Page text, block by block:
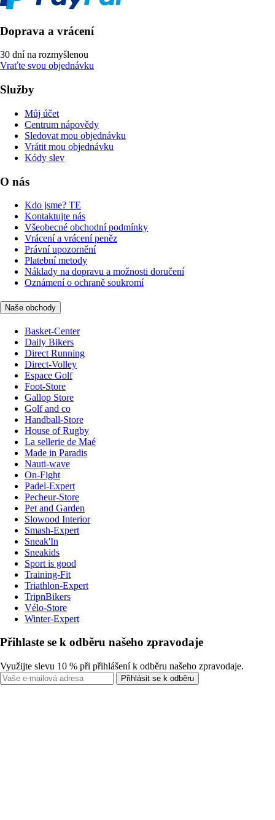
Doprava a vrácení
30 dní na rozmyšlenou
Vraťte svou objednávku
Služby
Můj účet
Centrum nápovědy
Sledovat mou objednávku
Vrátit mou objednávku
Kódy slev
O nás
Kdo jsme? TE
Kontaktujte nás
Všeobecné obchodní podmínky
Vrácení a vrácení peněz
Právní upozornění
Platební metody
Náklady na dopravu a možnosti doručení
Oznámení o ochraně soukromí
Naše obchody
Basket-Center
Daily Bikers
Direct Running
Direct-Volley
Espace Golf
Foot-Store
Gallop Store
Golf and co
Handball-Store
House of Rugby
La sellerie de Maé
Made in Paradis
Nauti-wave
On-Fight
Padel-Expert
Pecheur-Store
Pet and Garden
Slowood Interior
Smash-Expert
Sneak'In
Sneakids
Sport is good
Training-Fit
Triathlon-Expert
TripnBikers
Vélo-Store
Winter-Expert
Přihlaste se k odběru našeho zpravodaje
Využijte slevu 10 % při přihlášení k odběru našeho zpravodaje.
Přihlásit se k odběru